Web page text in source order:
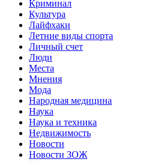
Криминал
Культура
Лайфхаки
Летние виды спорта
Личный счет
Люди
Места
Мнения
Мода
Народная медицина
Наука
Наука и техника
Недвижимость
Новости
Новости ЗОЖ